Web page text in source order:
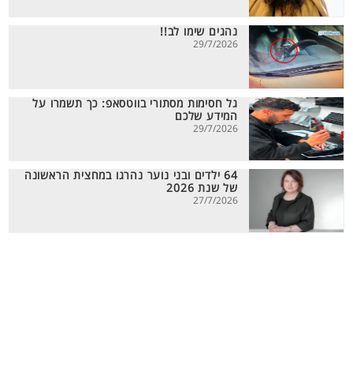
נהגים שימו לב!!
29/7/2026
גל חסימות מסתורי בווטסאפ: כך תשמרו על
המידע שלכם
29/7/2026
64 ילדים ובני נוער נהרגו במחצית הראשונה
של שנת 2026
27/7/2026